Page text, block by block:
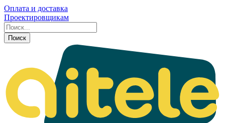
Оплата и доставка
Проектировщикам
Поиск